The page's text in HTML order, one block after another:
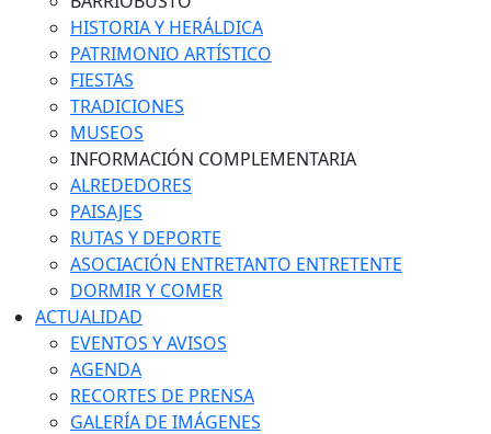
HISTORIA Y HERÁLDICA
PATRIMONIO ARTÍSTICO
FIESTAS
TRADICIONES
MUSEOS
INFORMACIÓN COMPLEMENTARIA
ALREDEDORES
PAISAJES
RUTAS Y DEPORTE
ASOCIACIÓN ENTRETANTO ENTRETENTE
DORMIR Y COMER
ACTUALIDAD
EVENTOS Y AVISOS
AGENDA
RECORTES DE PRENSA
GALERÍA DE IMÁGENES